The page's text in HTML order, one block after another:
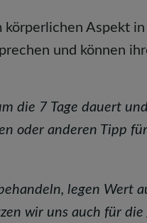
Aspekt
und können
die 7 Tage dauert
oder anderen Tipp
legen Wert
wir uns auch für die